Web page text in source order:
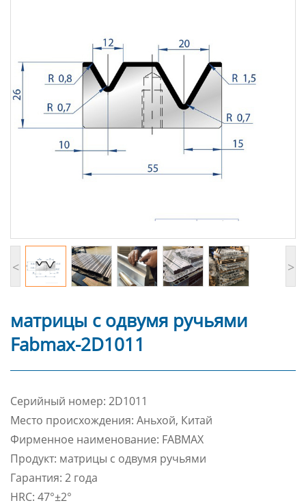
< >
матрицы с одвумя ручьями
Fabmax-2D1011
Cерийный номер: 2D1011
Место происхождения: Аньхой, Китай
Фирменное наименование: FABMAX
Продукт: матрицы с одвумя ручьями
Гарантия: 2 года
HRC: 47°±2°